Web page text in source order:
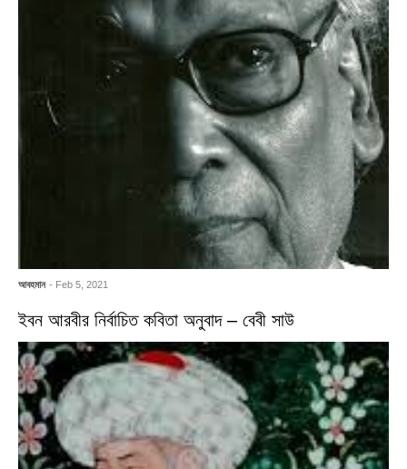
আবহমান - Feb 5, 2021
ইবন আরবীর নির্বাচিত কবিতা অনুবাদ – বেবী সাউ